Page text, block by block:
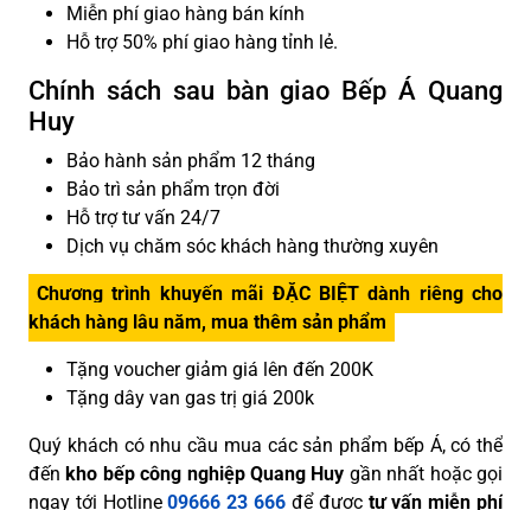
Miễn phí giao hàng bán kính
Hỗ trợ 50% phí giao hàng tỉnh lẻ.
Chính sách sau bàn giao Bếp Á Quang
Huy
Bảo hành sản phẩm 12 tháng
Bảo trì sản phẩm trọn đời
Hỗ trợ tư vấn 24/7
Dịch vụ chăm sóc khách hàng thường xuyên
Chương trình khuyến mãi ĐẶC BIỆT dành riêng cho
khách hàng lâu năm, mua thêm sản phẩm
Tặng voucher giảm giá lên đến 200K
Tặng dây van gas trị giá 200k
Quý khách có nhu cầu mua các sản phẩm bếp Á, có thể
đếnkho bếp công nghiệp Quang Huy gần nhất hoặc gọi
ngay tới Hotline09666 23 666 để được tư vấn miễn phí